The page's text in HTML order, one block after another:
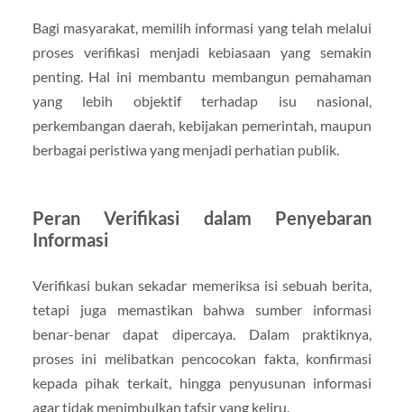
Bagi masyarakat, memilih informasi yang telah melalui
proses verifikasi menjadi kebiasaan yang semakin
penting. Hal ini membantu membangun pemahaman
yang lebih objektif terhadap isu nasional,
perkembangan daerah, kebijakan pemerintah, maupun
berbagai peristiwa yang menjadi perhatian publik.
Peran Verifikasi dalam Penyebaran
Informasi
Verifikasi bukan sekadar memeriksa isi sebuah berita,
tetapi juga memastikan bahwa sumber informasi
benar-benar dapat dipercaya. Dalam praktiknya,
proses ini melibatkan pencocokan fakta, konfirmasi
kepada pihak terkait, hingga penyusunan informasi
agar tidak menimbulkan tafsir yang keliru.